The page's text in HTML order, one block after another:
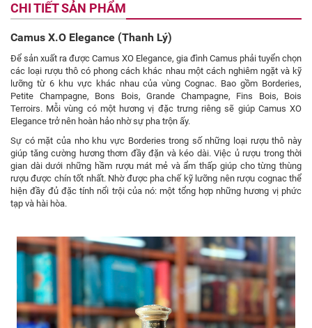
CHI TIẾT SẢN PHẨM
Camus X.O Elegance (Thanh Lý)
Để sản xuất ra được Camus XO Elegance, gia đình Camus phải tuyển chọn
các loại rượu thô có phong cách khác nhau một cách nghiêm ngặt và kỹ
lưỡng từ 6 khu vực khác nhau của vùng Cognac. Bao gồm Borderies,
Petite Champagne, Bons Bois, Grande Champagne, Fins Bois, Bois
Terroirs. Mỗi vùng có một hương vị đặc trưng riêng sẽ giúp Camus XO
Elegance trở nên hoàn hảo nhờ sự pha trộn ấy.
Sự có mặt của nho khu vực Borderies trong số những loại rượu thô này
giúp tăng cường hương thơm đầy đặn và kéo dài. Việc ủ rượu trong thời
gian dài dưới những hầm rượu mát mẻ và ẩm thấp giúp cho từng thùng
rượu được chín tốt nhất. Nhờ được pha chế kỹ lưỡng nên rượu cognac thể
hiện đầy đủ đặc tính nổi trội của nó: một tổng hợp những hương vị phức
tạp và hài hòa.